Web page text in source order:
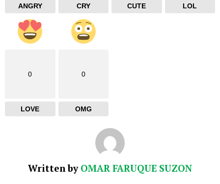
ANGRY CRY CUTE LOL
0
LOVE
0
OMG
Written by OMAR FARUQUE SUZON